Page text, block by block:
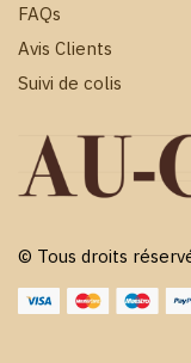
FAQs
Avis Clients
Suivi de colis
© Tous droits